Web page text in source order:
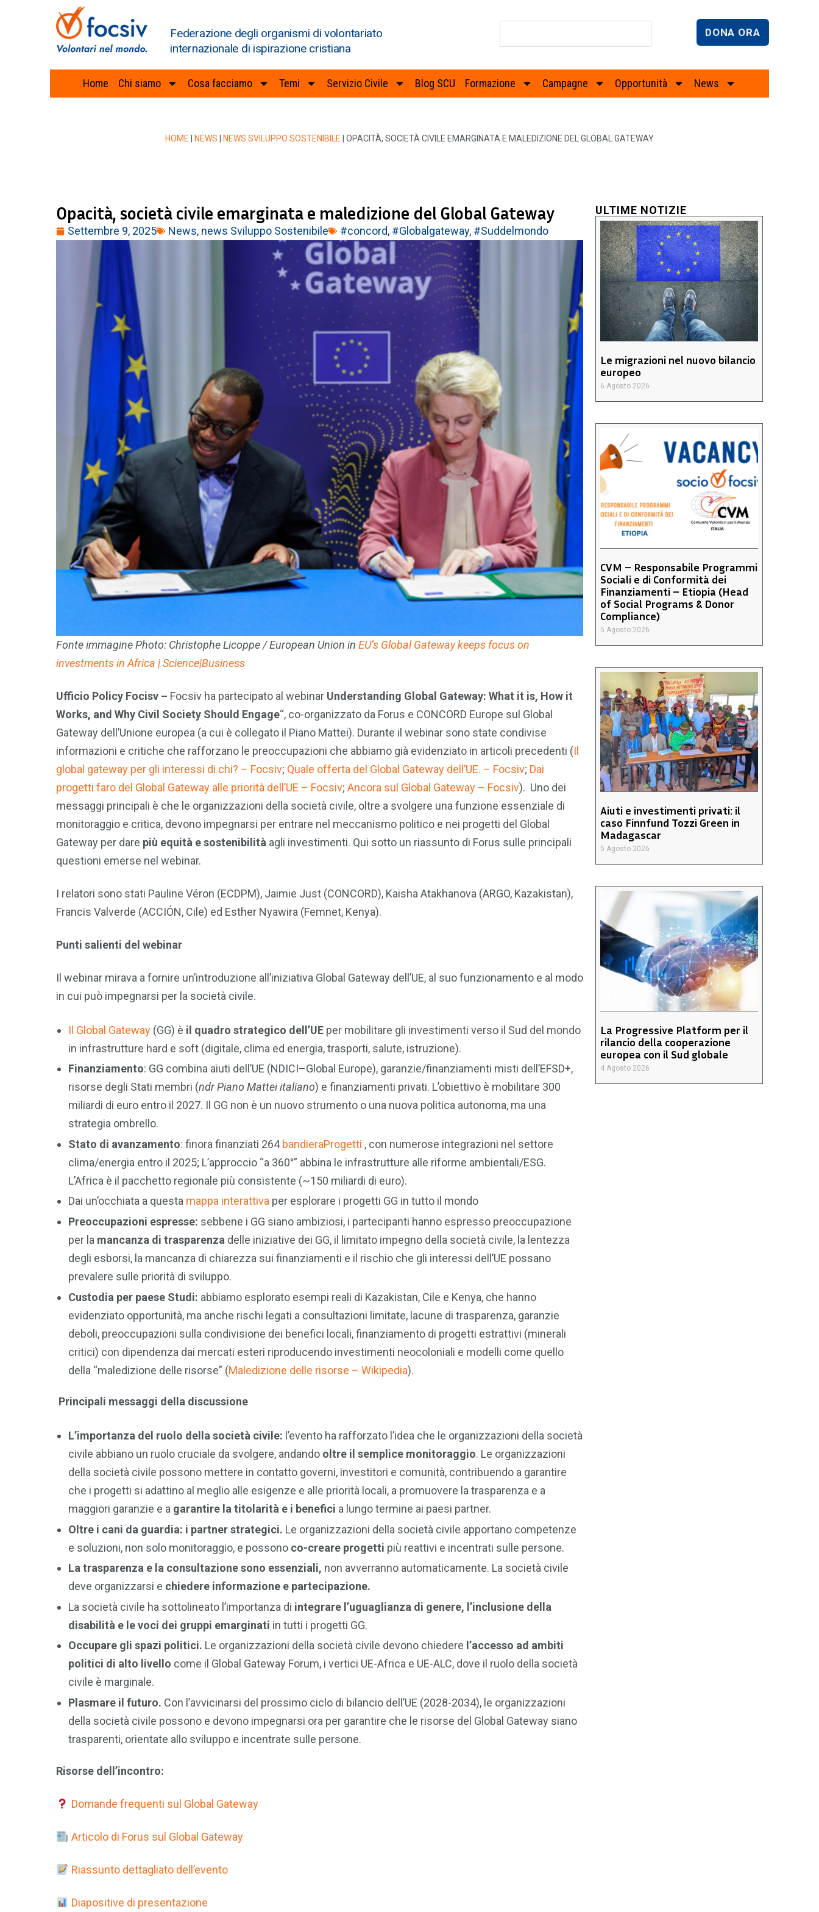
Federazione degli organismi di volontariato
internazionale di ispirazione cristiana
DONA ORA
Home Chi siamo Cosa facciamo Temi Servizio Civile Blog SCU Formazione Campagne Opportunità News
HOME NEWS NEWS SVILUPPO SOSTENIBILE OPACITÀ, SOCIETÀ CIVILE EMARGINATA E MALEDIZIONE DEL GLOBAL GATEWAY
Opacità, società civile emarginata e maledizione del Global Gateway
Settembre 9, 2025 News, news Sviluppo Sostenibile #concord, #Globalgateway, #Suddelmondo
Fonte immagine Photo: Christophe Licoppe / European Union in EU’s Global Gateway keeps focus on
investments in Africa | Science|Business
Ufficio Policy Focisv – Focsiv ha partecipato al webinar Understanding Global Gateway: What it is, How it
Works, and Why Civil Society Should Engage“, co-organizzato da Forus e CONCORD Europe sul Global
Gateway dell’Unione europea (a cui è collegato il Piano Mattei). Durante il webinar sono state condivise
informazioni e critiche che rafforzano le preoccupazioni che abbiamo già evidenziato in articoli precedenti (Il
global gateway per gli interessi di chi? – Focsiv; Quale offerta del Global Gateway dell’UE. – Focsiv; Dai
progetti faro del Global Gateway alle priorità dell’UE – Focsiv; Ancora sul Global Gateway – Focsiv). Uno dei
messaggi principali è che le organizzazioni della società civile, oltre a svolgere una funzione essenziale di
monitoraggio e critica, devono impegnarsi per entrare nel meccanismo politico e nei progetti del Global
Gateway per dare più equità e sostenibilità agli investimenti. Qui sotto un riassunto di Forus sulle principali
questioni emerse nel webinar.
I relatori sono stati Pauline Véron (ECDPM), Jaimie Just (CONCORD), Kaisha Atakhanova (ARGO, Kazakistan),
Francis Valverde (ACCIÓN, Cile) ed Esther Nyawira (Femnet, Kenya).
Punti salienti del webinar
Il webinar mirava a fornire un’introduzione all’iniziativa Global Gateway dell’UE, al suo funzionamento e al modo
in cui può impegnarsi per la società civile.
Il Global Gateway (GG) è il quadro strategico dell’UE per mobilitare gli investimenti verso il Sud del mondo
in infrastrutture hard e soft (digitale, clima ed energia, trasporti, salute, istruzione).
Finanziamento: GG combina aiuti dell’UE (NDICI–Global Europe), garanzie/finanziamenti misti dell’EFSD+,
risorse degli Stati membri (ndr Piano Mattei italiano) e finanziamenti privati. L’obiettivo è mobilitare 300
miliardi di euro entro il 2027. Il GG non è un nuovo strumento o una nuova politica autonoma, ma una
strategia ombrello.
Stato di avanzamento: finora finanziati 264bandieraProgetti , con numerose integrazioni nel settore
clima/energia entro il 2025; L’approccio “a 360°” abbina le infrastrutture alle riforme ambientali/ESG.
L’Africa è il pacchetto regionale più consistente (~150 miliardi di euro).
Dai un’occhiata a questa mappa interattiva per esplorare i progetti GG in tutto il mondo
Preoccupazioni espresse: sebbene i GG siano ambiziosi, i partecipanti hanno espresso preoccupazione
per la mancanza di trasparenza delle iniziative dei GG, il limitato impegno della società civile, la lentezza
degli esborsi, la mancanza di chiarezza sui finanziamenti e il rischio che gli interessi dell’UE possano
prevalere sulle priorità di sviluppo.
Custodia per paese Studi: abbiamo esplorato esempi reali di Kazakistan, Cile e Kenya, che hanno
evidenziato opportunità, ma anche rischi legati a consultazioni limitate, lacune di trasparenza, garanzie
deboli, preoccupazioni sulla condivisione dei benefici locali, finanziamento di progetti estrattivi (minerali
critici) con dipendenza dai mercati esteri riproducendo investimenti neocoloniali e modelli come quello
della “maledizione delle risorse” (Maledizione delle risorse – Wikipedia).
Principali messaggi della discussione
L’importanza del ruolo della società civile: l’evento ha rafforzato l’idea che le organizzazioni della società
civile abbiano un ruolo cruciale da svolgere, andando oltre il semplice monitoraggio. Le organizzazioni
della società civile possono mettere in contatto governi, investitori e comunità, contribuendo a garantire
che i progetti si adattino al meglio alle esigenze e alle priorità locali, a promuovere la trasparenza e a
maggiori garanzie e a garantire la titolarità e i benefici a lungo termine ai paesi partner.
Oltre i cani da guardia: i partner strategici. Le organizzazioni della società civile apportano competenze
e soluzioni, non solo monitoraggio, e possono co-creare progetti più reattivi e incentrati sulle persone.
La trasparenza e la consultazione sono essenziali, non avverranno automaticamente. La società civile
deve organizzarsi e chiedere informazione e partecipazione.
La società civile ha sottolineato l’importanza di integrare l’uguaglianza di genere, l’inclusione della
disabilità e le voci dei gruppi emarginati in tutti i progetti GG.
Occupare gli spazi politici. Le organizzazioni della società civile devono chiedere l’accesso ad ambiti
politici di alto livello come il Global Gateway Forum, i vertici UE-Africa e UE-ALC, dove il ruolo della società
civile è marginale. ​​​
Plasmare il futuro. Con l’avvicinarsi del prossimo ciclo di bilancio dell’UE (2028-2034), le organizzazioni
della società civile possono e devono impegnarsi ora per garantire che le risorse del Global Gateway siano
trasparenti, orientate allo sviluppo e incentrate sulle persone.
Risorse dell’incontro:
Domande frequenti sul Global Gateway
Articolo di Forus sul Global Gateway
Riassunto dettagliato dell’evento
Diapositive di presentazione
ULTIME NOTIZIE
Le migrazioni nel nuovo bilancio
europeo
6 Agosto 2026
CVM – Responsabile Programmi
Sociali e di Conformità dei
Finanziamenti – Etiopia (Head
of Social Programs & Donor
Compliance)
5 Agosto 2026
Aiuti e investimenti privati: il
caso Finnfund Tozzi Green in
Madagascar
5 Agosto 2026
La Progressive Platform per il
rilancio della cooperazione
europea con il Sud globale
4 Agosto 2026